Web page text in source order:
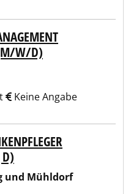
W/D)
Keine Angabe
und Mühldorf